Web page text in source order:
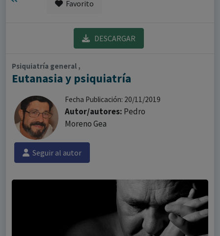
Favorito
DESCARGAR
Psiquiatría general ,
Eutanasia y psiquiatría
Fecha Publicación: 20/11/2019
Autor/autores: Pedro
Moreno Gea
Seguir al autor